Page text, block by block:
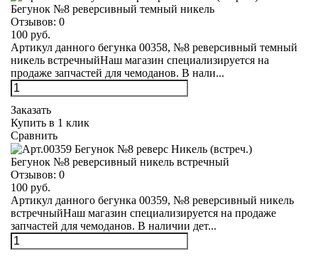
Бегунок №8 реверсивный темный никель
Отзывов: 0
100 руб.
Артикул данного бегунка 00358, №8 реверсивный темный
никель встречныйНаш магазин специализируется на
продаже запчастей для чемоданов. В нали...
Заказать
Купить в 1 клик
Сравнить
Бегунок №8 реверсивный никель встречный
Отзывов: 0
100 руб.
Артикул данного бегунка 00359, №8 реверсивный никель
встречныйНаш магазин специализируется на продаже
запчастей для чемоданов. В наличии дет...